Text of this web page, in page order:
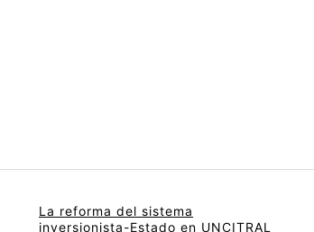
La reforma del sistema
inversionista-Estado en UNCITRAL